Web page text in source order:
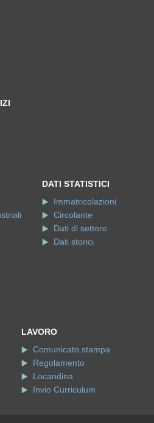
DATI STATISTICI
Immatricolazioni
Circolante
Dati di settore
Dati storici
LAVORO
Comunicato stampa
Regolamento
Locandina
Invio Curriculum